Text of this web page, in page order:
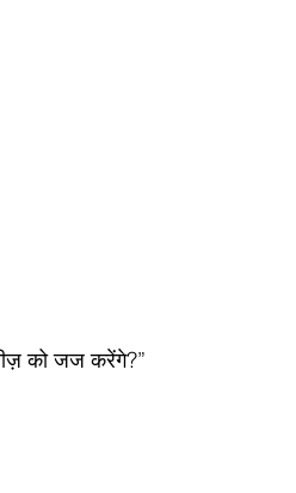
को जज करेंगे?”